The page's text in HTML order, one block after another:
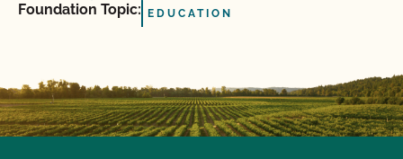
Foundation Topic: EDUCATION